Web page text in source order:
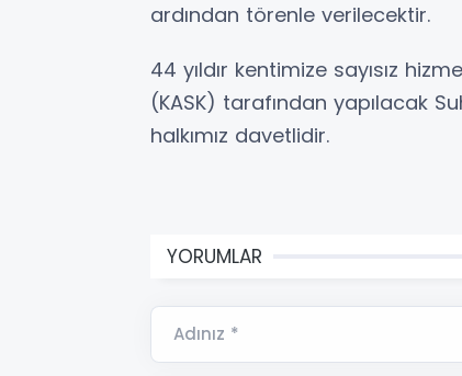
ardından törenle verilecektir.
44 yıldır kentimize sayısız
(KASK) tarafından yapılacak
halkımız davetlidir.
YORUMLAR
Adınız *